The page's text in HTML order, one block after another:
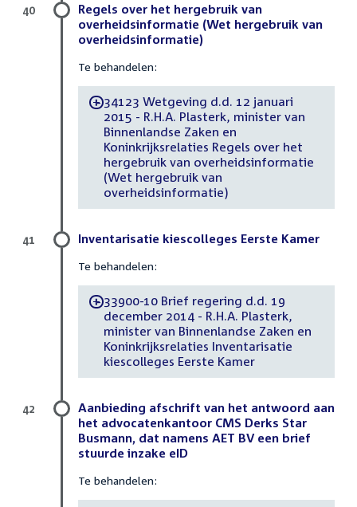
Regels over het hergebruik van
overheidsinformatie (Wet hergebruik van
overheidsinformatie)
Te behandelen:
-34123 Wetgeving d.d. 12 januari
2015 - R.H.A. Plasterk, minister van
Binnenlandse Zaken en
Koninkrijksrelaties Regels over het
hergebruik van overheidsinformatie
(Wet hergebruik van
overheidsinformatie)
40
Inventarisatie kiescolleges Eerste Kamer
Te behandelen:
-33900-10 Brief regering d.d. 19
december 2014 - R.H.A. Plasterk,
minister van Binnenlandse Zaken en
Koninkrijksrelaties Inventarisatie
kiescolleges Eerste Kamer
41
Aanbieding afschrift van het antwoord aan
het advocatenkantoor CMS Derks Star
Busmann, dat namens AET BV een brief
stuurde inzake eID
Te behandelen:
42